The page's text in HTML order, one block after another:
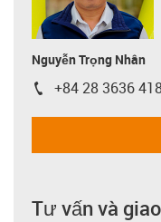
Nguyễn Trọng Nhân
igus-icon-phone
+84 28 3636
Tư vấn và